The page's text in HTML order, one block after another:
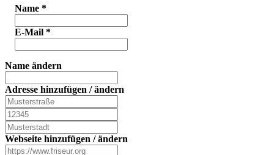
Name *
E-Mail *
Name ändern
Adresse hinzufügen / ändern
Webseite hinzufügen / ändern